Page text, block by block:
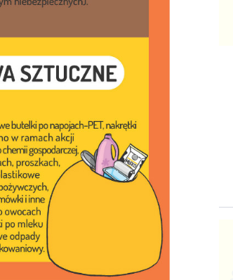
cookies lub zaakceptować je
swoich ustawień.
strony internetowej i
przez nas usług.